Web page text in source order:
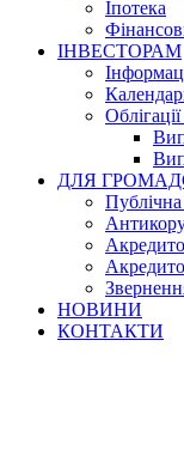
Іпотека
ІНВЕСТОРАМ
ДЛЯ
НОВИНИ
КОНТАКТИ